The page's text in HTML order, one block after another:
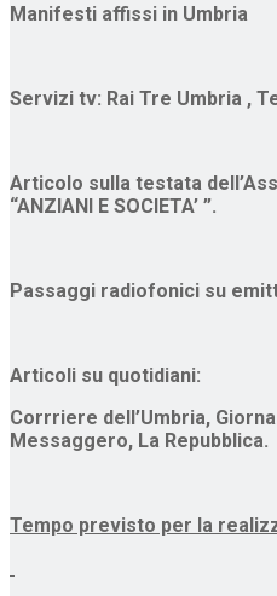
Manifesti affissi in Umbria
Servizi tv: Rai Tre Umbria ,
Articolo sulla testata
“ANZIANI E SOCIETA’ ”.
Passaggi radiofonici su
Articoli su quotidiani:
Corrriere dell’Umbria,
Messaggero, La Repubblica.
Tempo previsto per la